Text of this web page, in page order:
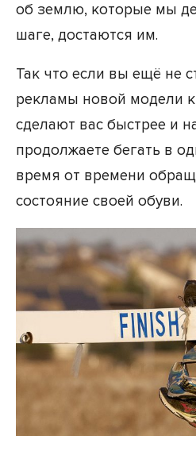
об землю, которые мы
шаге, достаются им.
Так что если вы ещё не
рекламы новой модели
сделают вас быстрее и
продолжаете бегать в
время от времени
состояние своей обуви.